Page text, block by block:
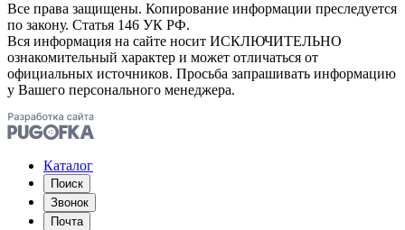
Все права защищены. Копирование информации преследуется
по закону. Статья 146 УК РФ.
Вся информация на сайте носит ИСКЛЮЧИТЕЛЬНО
ознакомительный характер и может отличаться от
официальных источников. Просьба запрашивать информацию
у Вашего персонального менеджера.
Каталог
Поиск
Звонок
Почта